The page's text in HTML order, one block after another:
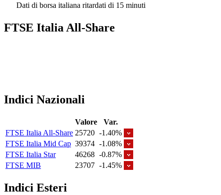
Dati di borsa italiana ritardati di 15 minuti
FTSE Italia All-Share
Indici Nazionali
Valore
Var.
FTSE Italia All-Share 25720 -1.40%
FTSE Italia Mid Cap 39374 -1.08%
FTSE Italia Star
46268 -0.87%
FTSE MIB
23707 -1.45%
Indici Esteri